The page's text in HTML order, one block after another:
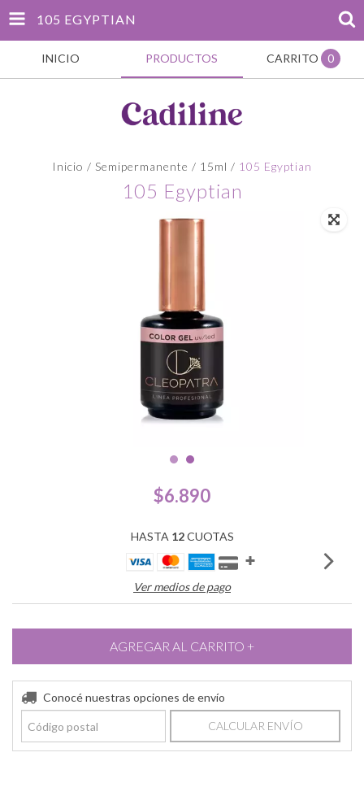
105 EGYPTIAN
INICIO PRODUCTOS CARRITO 0
Inicio / Semipermanente / 15ml / 105 Egyptian
105 Egyptian
$6.890
HASTA 12CUOTAS
Ver medios de pago
Conocé nuestras opciones de envío
CALCULAR ENVÍO